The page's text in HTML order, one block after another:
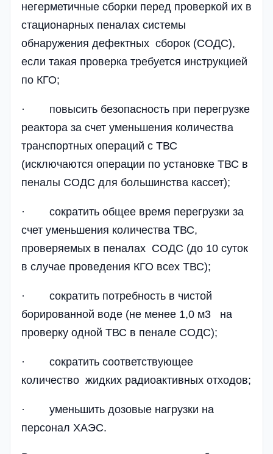
негерметичные сборки перед проверкой их в
стационарных пеналах системы
обнаружения дефектных сборок (СОДС),
если такая проверка требуется инструкцией
по КГО;
· повысить безопасность при перегрузке
реактора за счет уменьшения количества
транспортных операций с ТВС
(исключаются операции по установке ТВС в
пеналы СОДС для большинства кассет);
· сократить общее время перегрузки за
счет уменьшения количества ТВС,
проверяемых в пеналах СОДС (до 10 суток
в случае проведения КГО всех ТВС);
· сократить потребность в чистой
борированной воде (не менее 1,0 м3 на
проверку одной ТВС в пенале СОДС);
· сократить соответствующее
количество жидких радиоактивных отходов;
· уменьшить дозовые нагрузки на
персонал ХАЭС.